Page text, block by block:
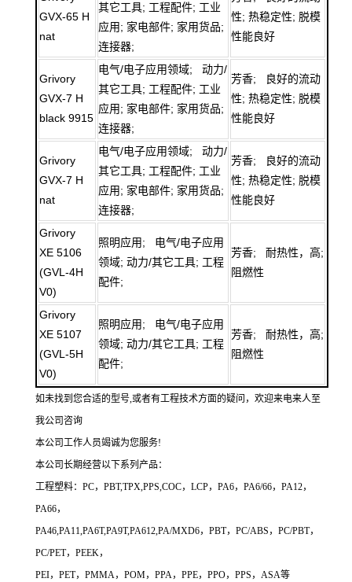
GVX-65 H
nat
其它工具; 工程配件; 工业
应用; 家电部件; 家用货品;
连接器;
性; 热稳定性; 脱模
性能良好
Grivory
GVX-7 H
black 9915
电气/电子应用领域; 动力/
其它工具; 工程配件; 工业
应用; 家电部件; 家用货品;
连接器;
芳香; 良好的流动
性; 热稳定性; 脱模
性能良好
Grivory
GVX-7 H
nat
电气/电子应用领域; 动力/
其它工具; 工程配件; 工业
应用; 家电部件; 家用货品;
连接器;
芳香; 良好的流动
性; 热稳定性; 脱模
性能良好
Grivory
XE 5106
(GVL-4H
V0)
照明应用; 电气/电子应用
领域; 动力/其它工具; 工程
配件;
芳香; 耐热性，高;
阻燃性
Grivory
XE 5107
(GVL-5H
V0)
照明应用; 电气/电子应用
领域; 动力/其它工具; 工程
配件;
芳香; 耐热性，高;
阻燃性
如未找到您合适的型号,或者有工程技术方面的疑问，欢迎来电来人至
我公司咨询
本公司工作人员竭诚为您服务!
本公司长期经营以下系列产品：
工程塑料：PC，PBT,TPX,PPS,COC，LCP，PA6，PA6/66，PA12，
PA66，
PA46,PA11,PA6T,PA9T,PA612,PA/MXD6，PBT，PC/ABS，PC/PBT，
PC/PET，PEEK，
PEI，PET，PMMA，POM，PPA，PPE，PPO，PPS，ASA等